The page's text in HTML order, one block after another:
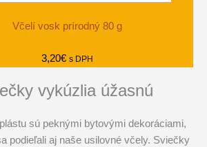
Včelí vosk prírodný 80 g
3,20€ s DPH
vykúzlia úžasnú
sú peknými bytovými dekoráciami,
podieľali aj naše usilovné včely. Sviečky